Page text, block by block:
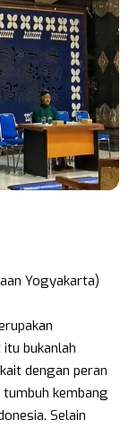
Yogyakarta)
bukanlah
dengan peran
kembang
Selain